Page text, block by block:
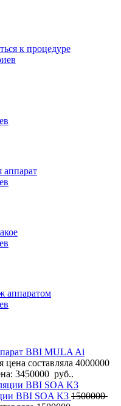
к процедуре
аппарат
аппаратом
BBI MULA Ai
цена составляла 4000000
3450000 руб..
BBI SOA K3 1500000